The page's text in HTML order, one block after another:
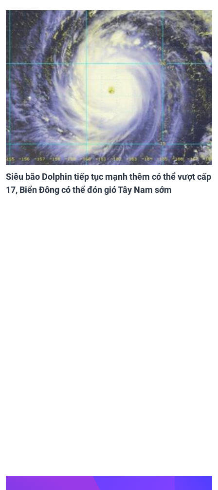
Siêu bão Dolphin tiếp tục mạnh thêm có thể vượt cấp
17, Biển Đông có thể đón gió Tây Nam sớm